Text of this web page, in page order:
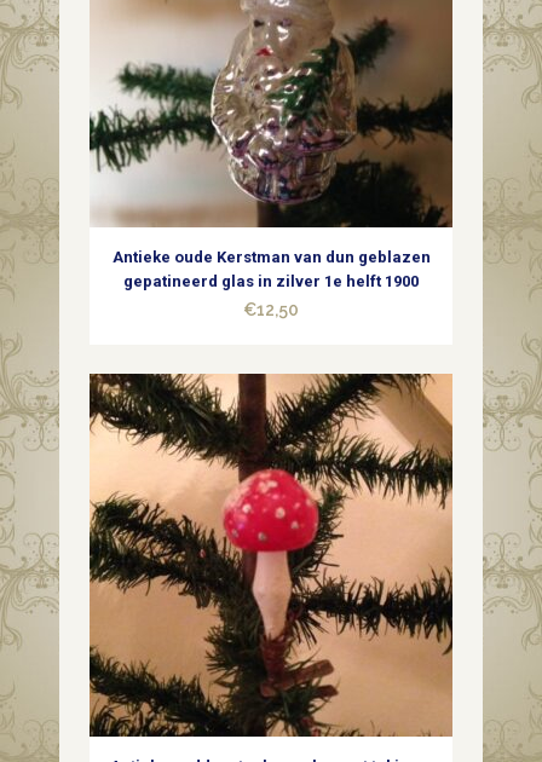
Antieke oude Kerstman van dun geblazen
gepatineerd glas in zilver 1e helft 1900
€12,50